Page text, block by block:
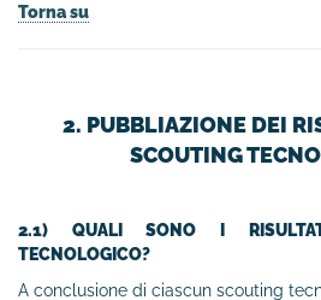
Torna su
2. PUBBLIAZIONE DEI
SCOUTING
2.1) QUALI SONO I
TECNOLOGICO?
A conclusione di ciascun scouting